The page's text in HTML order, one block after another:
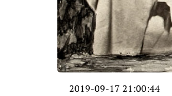
2019-09-17 21:00:44